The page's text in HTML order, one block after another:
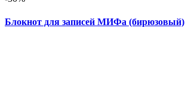
Блокнот для записей МИФа (бирюзовый)